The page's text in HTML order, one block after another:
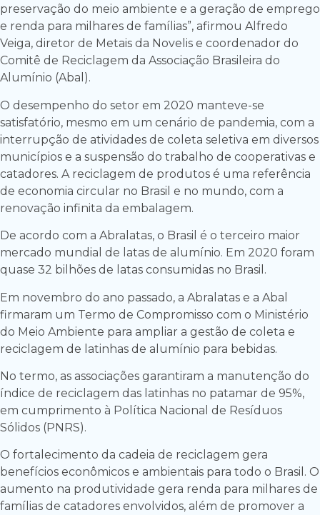
preservação do meio ambiente e a geração de emprego
e renda para milhares de famílias”, afirmou Alfredo
Veiga, diretor de Metais da Novelis e coordenador do
Comitê de Reciclagem da Associação Brasileira do
Alumínio (Abal).
O desempenho do setor em 2020 manteve-se
satisfatório, mesmo em um cenário de pandemia, com a
interrupção de atividades de coleta seletiva em diversos
municípios e a suspensão do trabalho de cooperativas e
catadores. A reciclagem de produtos é uma referência
de economia circular no Brasil e no mundo, com a
renovação infinita da embalagem.
De acordo com a Abralatas, o Brasil é o terceiro maior
mercado mundial de latas de alumínio. Em 2020 foram
quase 32 bilhões de latas consumidas no Brasil.
Em novembro do ano passado, a Abralatas e a Abal
firmaram um Termo de Compromisso com o Ministério
do Meio Ambiente para ampliar a gestão de coleta e
reciclagem de latinhas de alumínio para bebidas.
No termo, as associações garantiram a manutenção do
índice de reciclagem das latinhas no patamar de 95%,
em cumprimento à Política Nacional de Resíduos
Sólidos (PNRS).
O fortalecimento da cadeia de reciclagem gera
benefícios econômicos e ambientais para todo o Brasil. O
aumento na produtividade gera renda para milhares de
famílias de catadores envolvidos, além de promover a